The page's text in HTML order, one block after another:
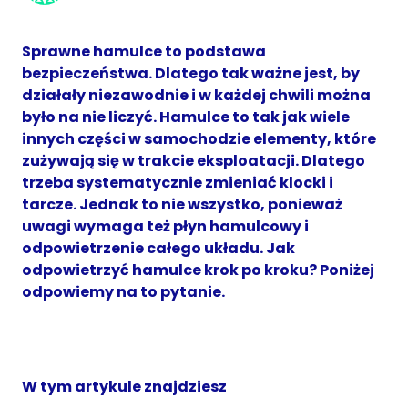
Sprawne hamulce to podstawa
bezpieczeństwa. Dlatego tak ważne jest, by
działały niezawodnie i w każdej chwili można
było na nie liczyć. Hamulce to tak jak wiele
innych części w samochodzie elementy, które
zużywają się w trakcie eksploatacji. Dlatego
trzeba systematycznie zmieniać klocki i
tarcze. Jednak to nie wszystko, ponieważ
uwagi wymaga też płyn hamulcowy i
odpowietrzenie całego układu. Jak
odpowietrzyć hamulce krok po kroku? Poniżej
odpowiemy na to pytanie.
W tym artykule znajdziesz